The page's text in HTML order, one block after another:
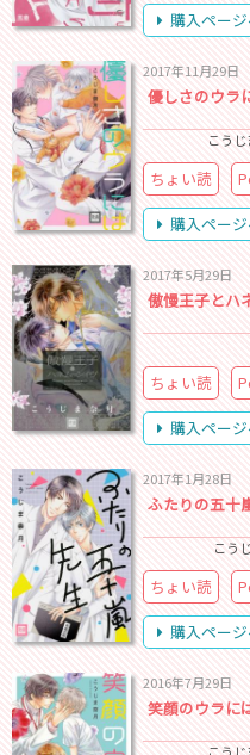
購入ペー
2017年11月29日
優しさのウラ
こう
ちょい読
購入ペー
2017年5月29日
傲慢王子とハ
ちょい読
購入ペー
2017年1月28日
ふたりの五十
こう
ちょい読
購入ペー
2016年7月29日
笑顔のウラに